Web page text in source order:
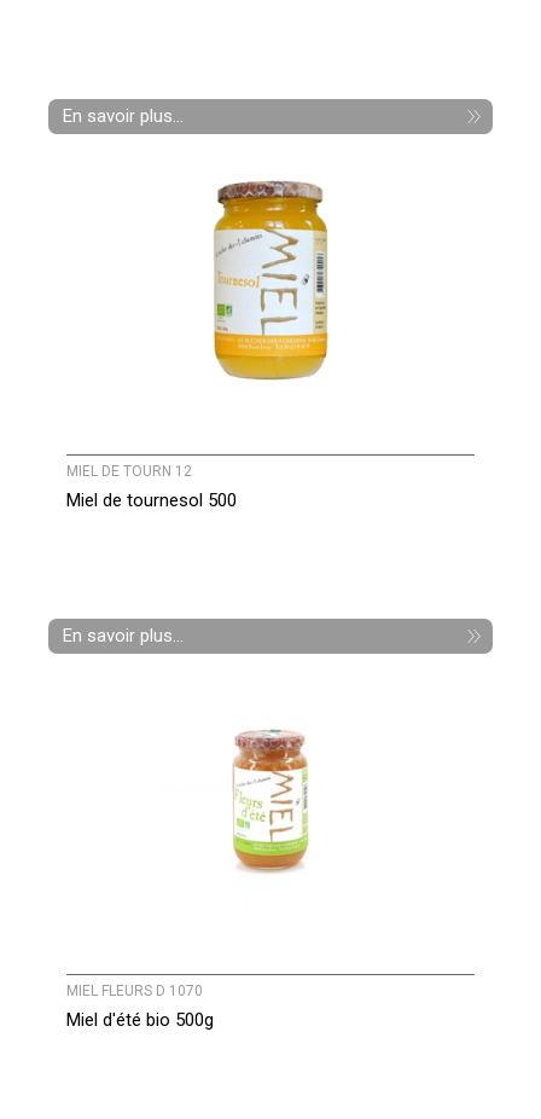
En savoir plus...
MIEL DE TOURN 12
Miel de tournesol 500
En savoir plus...
MIEL FLEURS D 1070
Miel d'été bio 500g